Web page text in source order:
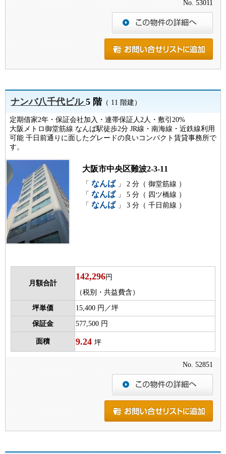
No. 53011
ナンバ八千代ビル5 階（ 11 階建）
定期借家2年・保証会社加入・連帯保証人2人・敷引20%
大阪メトロ御堂筋線 なんば駅徒歩2分 JR線・南海線・近鉄線利用
可能 千日前通りに面したグレードの良いコンパクト賃貸事務所で
す。
大阪市中央区難波2-3-11
「 なんば 」 2 分（ 御堂筋線 ）
「 なんば 」 5 分（ 四ツ橋線 ）
「 なんば 」 3 分（ 千日前線 ）
月額合計
142,296円
（税別・共益費含）
坪単価 15,400 円／坪
保証金 577,500 円
面積 9.24 坪
No. 52851